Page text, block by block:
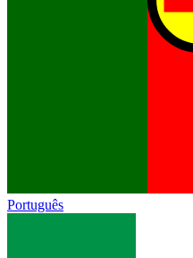
Português